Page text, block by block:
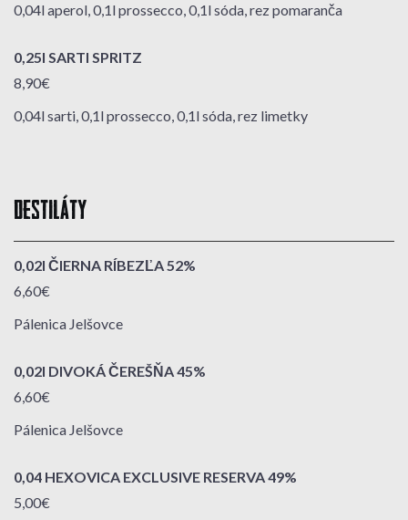
0,04l aperol, 0,1l prossecco, 0,1l sóda, rez pomaranča
0,25l SARTI SPRITZ
8,90€
0,04l sarti, 0,1l prossecco, 0,1l sóda, rez limetky
DESTILÁTY
0,02l ČIERNA RÍBEZĽA 52%
6,60€
Pálenica Jelšovce
0,02l DIVOKÁ ČEREŠŇA 45%
6,60€
Pálenica Jelšovce
0,04 HEXOVICA EXCLUSIVE RESERVA 49%
5,00€